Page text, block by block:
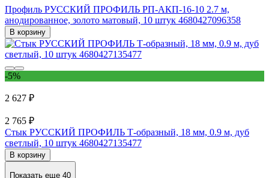
Профиль РУССКИЙ ПРОФИЛЬ РП-АКП-16-10 2.7 м,
анодированное, золото матовый, 10 штук 4680427096358
В корзину
-5%
2 627 ₽
2 765 ₽
Стык РУССКИЙ ПРОФИЛЬ Т-образный, 18 мм, 0.9 м, дуб
светлый, 10 штук 4680427135477
В корзину
Показать еще 40